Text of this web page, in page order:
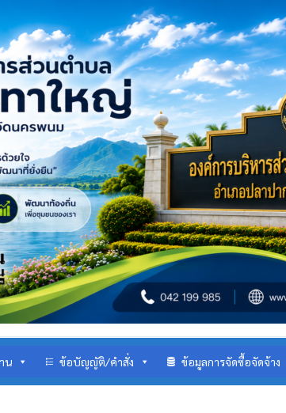
น ข้อบัญญัติ/คำสั่ง ข้อมูลการจัดซื้อจัดจ้าง